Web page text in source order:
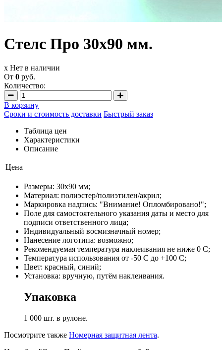
Стелс Про 30x90 мм.
x Нет в наличии
От 0 руб.
Количество:
В корзину
Сроки и стоимость доставки Быстрый заказ
Таблица цен
Характеристики
Описание
Цена
Размеры: 30х90 мм;
Материал: полиэстер/полиэтилен/акрил;
Маркировка надпись: "Внимание! Опломбировано!";
Поле для самостоятельного указания даты и место для
подписи ответственного лица;
Индивидуальный восмизначный номер;
Нанесение логотипа: возможно;
Рекомендуемая температура наклеивания не ниже 0 С;
Температура использования от -50 С до +100 С;
Цвет: красный, синий;
Установка: вручную, путём наклеивания.
Упаковка
1 000 шт. в рулоне.
Посмотрите также Номерная защитная лента.